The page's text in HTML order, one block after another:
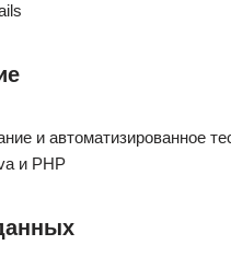
и автоматизированное
и PHP